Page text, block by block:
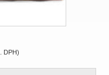
DPH)